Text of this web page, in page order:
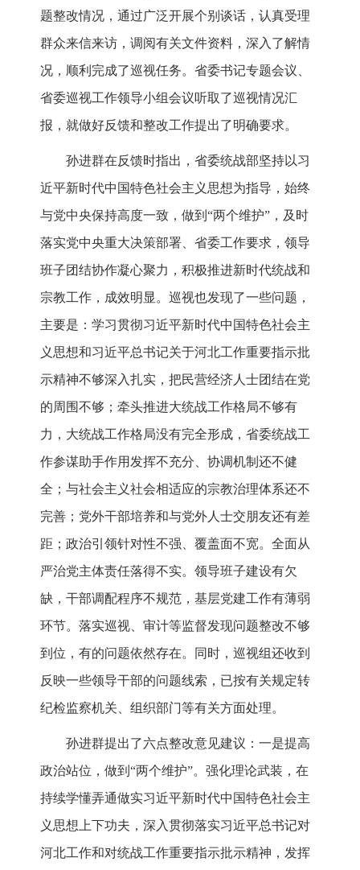
题整改情况，通过广泛开展个别谈话，认真受理
群众来信来访，调阅有关文件资料，深入了解情
况，顺利完成了巡视任务。省委书记专题会议、
省委巡视工作领导小组会议听取了巡视情况汇
报，就做好反馈和整改工作提出了明确要求。
孙进群在反馈时指出，省委统战部坚持以习
近平新时代中国特色社会主义思想为指导，始终
与党中央保持高度一致，做到“两个维护”，及时
落实党中央重大决策部署、省委工作要求，领导
班子团结协作凝心聚力，积极推进新时代统战和
宗教工作，成效明显。巡视也发现了一些问题，
主要是：学习贯彻习近平新时代中国特色社会主
义思想和习近平总书记关于河北工作重要指示批
示精神不够深入扎实，把民营经济人士团结在党
的周围不够；牵头推进大统战工作格局不够有
力，大统战工作格局没有完全形成，省委统战工
作参谋助手作用发挥不充分、协调机制还不健
全；与社会主义社会相适应的宗教治理体系还不
完善；党外干部培养和与党外人士交朋友还有差
距；政治引领针对性不强、覆盖面不宽。全面从
严治党主体责任落得不实。领导班子建设有欠
缺，干部调配程序不规范，基层党建工作有薄弱
环节。落实巡视、审计等监督发现问题整改不够
到位，有的问题依然存在。同时，巡视组还收到
反映一些领导干部的问题线索，已按有关规定转
纪检监察机关、组织部门等有关方面处理。
孙进群提出了六点整改意见建议：一是提高
政治站位，做到“两个维护”。强化理论武装，在
持续学懂弄通做实习近平新时代中国特色社会主
义思想上下功夫，深入贯彻落实习近平总书记对
河北工作和对统战工作重要指示批示精神，发挥